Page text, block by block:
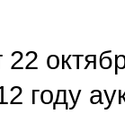
22
году